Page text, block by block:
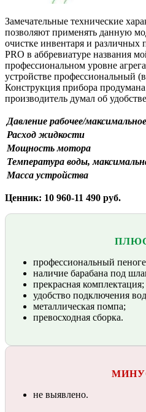
Замечательные технические
позволяют применять данную
очистке инвентаря и различных
PRO в аббревиатуре названия
профессиональном уровне
устройстве профессиональный
Конструкция прибора
производитель думал об
Давление рабочее/максимальное
Расход жидкости
Мощность мотора
Температура воды,
Масса устройства
Ценник: 10 960-11 490 руб.
профессиональный
наличие барабана под
прекрасная комплектация;
удобство подключения
металлическая помпа;
превосходная сборка.
не выявлено.